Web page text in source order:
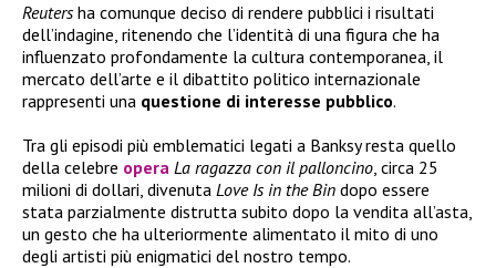
Reutersha comunque deciso di rendere pubblici i risultati
dell’indagine, ritenendo che l’identità di una figura che ha
influenzato profondamente la cultura contemporanea, il
mercato dell’arte e il dibattito politico internazionale
rappresenti una questione di interesse pubblico.
Tra gli episodi più emblematici legati a Banksy resta quello
della celebre opera La ragazza con il palloncino, circa 25
milioni di dollari, divenuta Love Is in the Bin dopo essere
stata parzialmente distrutta subito dopo la vendita all’asta,
un gesto che ha ulteriormente alimentato il mito di uno
degli artisti più enigmatici del nostro tempo.